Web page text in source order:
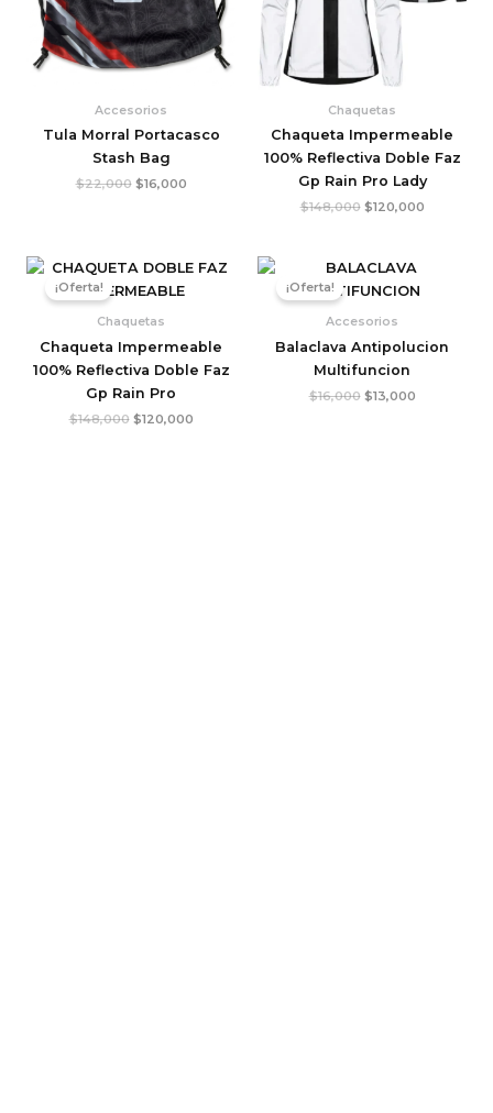
Accesorios
Tula Morral Portacasco
Stash Bag
$22,000 $16,000
Chaquetas
Chaqueta Impermeable
100% Reflectiva Doble Faz
Gp Rain Pro Lady
$148,000 $120,000
¡Oferta!
Chaquetas
Chaqueta Impermeable
100% Reflectiva Doble Faz
Gp Rain Pro
$148,000
El
original
$148,000.
$120,000
El
¡Oferta!
Accesorios
Balaclava Antipolucion
Multifuncion
$16,000
El
original
$16,000.
$13,000
El
actual